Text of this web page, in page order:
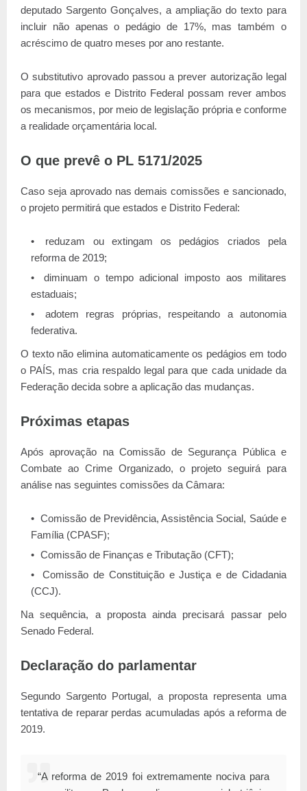
deputado Sargento Gonçalves, a ampliação do texto para
incluir não apenas o pedágio de 17%, mas também o
acréscimo de quatro meses por ano restante.
O substitutivo aprovado passou a prever autorização legal
para que estados e Distrito Federal possam rever ambos
os mecanismos, por meio de legislação própria e conforme
a realidade orçamentária local.
O que prevê o PL 5171/2025
Caso seja aprovado nas demais comissões e sancionado,
o projeto permitirá que estados e Distrito Federal:
reduzam ou extingam os pedágios criados pela
reforma de 2019;
diminuam o tempo adicional imposto aos militares
estaduais;
adotem regras próprias, respeitando a autonomia
federativa.
O texto não elimina automaticamente os pedágios em todo
o PAÍS, mas cria respaldo legal para que cada unidade da
Federação decida sobre a aplicação das mudanças.
Próximas etapas
Após aprovação na Comissão de Segurança Pública e
Combate ao Crime Organizado, o projeto seguirá para
análise nas seguintes comissões da Câmara:
Comissão de Previdência, Assistência Social, Saúde e
Família (CPASF);
Comissão de Finanças e Tributação (CFT);
Comissão de Constituição e Justiça e de Cidadania
(CCJ).
Na sequência, a proposta ainda precisará passar pelo
Senado Federal.
Declaração do parlamentar
Segundo Sargento Portugal, a proposta representa uma
tentativa de reparar perdas acumuladas após a reforma de
2019.
“A reforma de 2019 foi extremamente nociva para